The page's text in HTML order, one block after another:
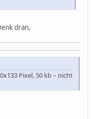
dran,
Pixel, 50 kb – nicht